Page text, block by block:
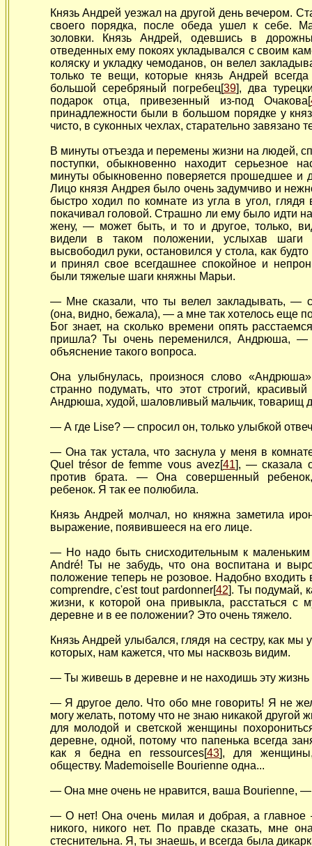
Князь Андрей уезжал на другой день вечером.
своего порядка, после обеда ушел к себе.
золовки. Князь Андрей, одевшись в
отведенных ему покоях укладывался с своим
коляску и укладку чемоданов, он велел
только те вещи, которые князь Андрей
большой серебряный погребец[39], два
подарок отца, привезенный из-под Очакова[
принадлежности были в большом порядке у
чисто, в суконных чехлах, старательно завязано
В минуты отъезда и перемены жизни на людей,
поступки, обыкновенно находит серьезное
минуты обыкновенно поверяется прошедшее и
Лицо князя Андрея было очень задумчиво и
быстро ходил по комнате из угла в угол,
покачивал головой. Страшно ли ему было идти на
жену, — может быть, и то и другое, только,
видели в таком положении, услыхав
высвободил руки, остановился у стола, как
и принял свое всегдашнее спокойное и
были тяжелые шаги княжны Марьи.
— Мне сказали, что ты велел закладывать, —
(она, видно, бежала), — а мне так хотелось еще
Бог знает, на сколько времени опять
пришла? Ты очень переменился, Андрюша, —
объяснение такого вопроса.
Она улыбнулась, произнося слово
странно подумать, что этот строгий,
Андрюша, худой, шаловливый мальчик, товарищ
— А где Lise? — спросил он, только улыбкой
— Онатак устала, что заснула у меня в
Quel trésor de femme vous avez[41], — сказала
против брата. — Она совершенный
ребенок. Я так ее полюбила.
Князь Андрей молчал, но княжна заметила
выражение, появившееся на его лице.
— Но надо быть снисходительным к маленьким
André! Ты не забудь, что она воспитана и
положение теперь не розовое. Надобно входить
comprendre, c'est tout pardonner[42]. Ты подумай,
жизни, к которой она привыкла, расстаться с
деревне и в ее положении? Это очень тяжело.
Князь Андрей улыбался, глядя на сестру, как
которых, нам кажется, что мы насквозь видим.
— Ты живешь в деревне и не находишь эту
— Я другое дело. Что обо мне говорить! Я не
могу желать, потому что не знаю никакой другой
для молодой и светской женщины
деревне, одной, потому что папенька всегда
как я бедна en ressources[43], для
обществу. Mademoiselle Bourienne одна...
— Она мне очень не нравится, ваша Bourienne, —
— О нет! Она очень милая и добрая, а
никого, никого нет. По правде сказать, мне
стеснительна. Я, ты знаешь, и всегда была